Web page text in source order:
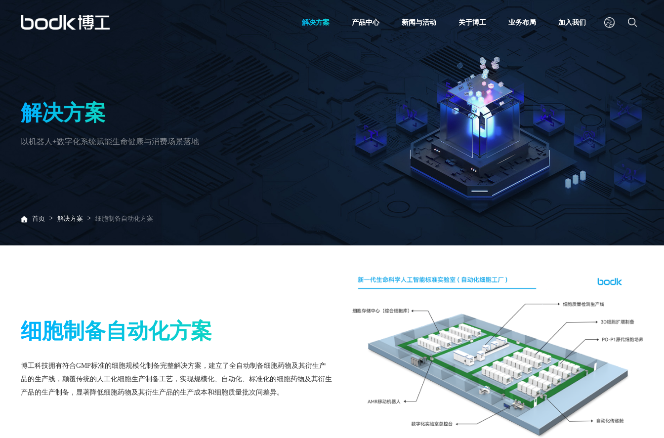
解决方案 产品中心 新闻与活动 关于博工 业务布局 加入我们
解决方案
以机器人+数字化系统赋能生命健康与消费场景落地
首页 > 解决方案 > 细胞制备自动化方案
细胞制备自动化方案
博工科技拥有符合GMP标准的细胞规模化制备完整解决方案，建立了全自动制备细胞药物及其衍生产
品的生产线，颠覆传统的人工化细胞生产制备工艺，实现规模化、自动化、标准化的细胞药物及其衍生
产品的生产制备，显著降低细胞药物及其衍生产品的生产成本和细胞质量批次间差异。